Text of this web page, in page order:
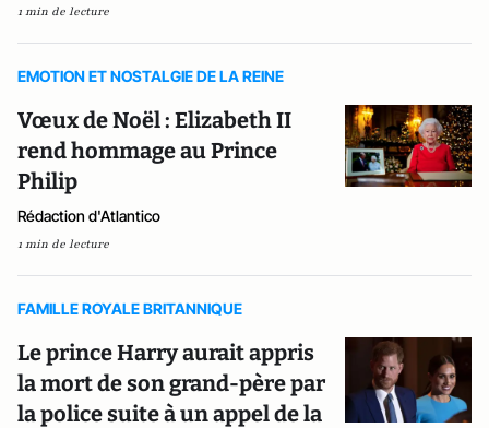
1 min de lecture
EMOTION ET NOSTALGIE DE LA REINE
Vœux de Noël : Elizabeth II
rend hommage au Prince
Philip
Rédaction d'Atlantico
1 min de lecture
FAMILLE ROYALE BRITANNIQUE
Le prince Harry aurait appris
la mort de son grand-père par
la police suite à un appel de la